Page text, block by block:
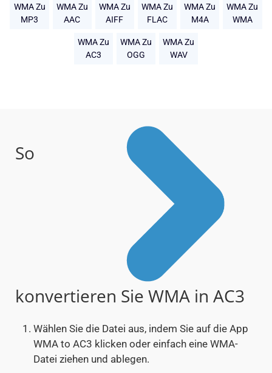
WMA Zu
MP3
WMA Zu
AAC
WMA Zu
AIFF
WMA Zu
FLAC
WMA Zu
M4A
WMA Zu
WMA
WMA Zu
AC3
WMA Zu
OGG
WMA Zu
WAV
So
konvertieren Sie WMA in AC3
Wählen Sie die Datei aus, indem Sie auf die App
WMA to AC3 klicken oder einfach eine WMA-
Datei ziehen und ablegen.